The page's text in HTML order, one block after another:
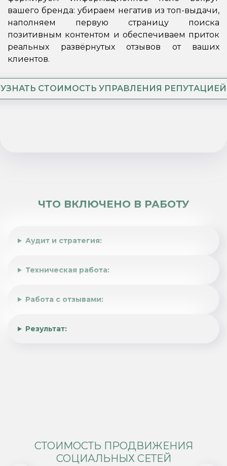
ЧТО ВКЛЮЧЕНО В РАБОТУ
Аудит и стратегия:
Техническая работа:
Работа с отзывами:
Результат:
вашего бренда: убираем негатив из топ-выдачи,
наполняем первую страницу поиска
позитивным контентом и обеспечиваем приток
реальных развёрнутых отзывов от ваших
клиентов.
УЗНАТЬ СТОИМОСТЬ УПРАВЛЕНИЯ РЕПУТАЦИЕЙ
СТОИМОСТЬ ПРОДВИЖЕНИЯ
СОЦИАЛЬНЫХ СЕТЕЙ